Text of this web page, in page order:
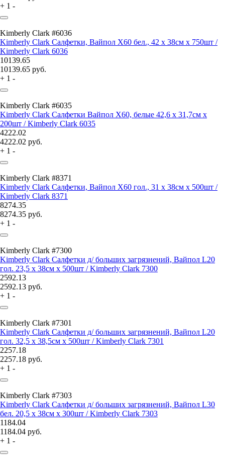
+ 1 -
Kimberly Clark #6036
Kimberly Clark Салфетки, Вайпол Х60 бел., 42 x 38см x 750шт /
Kimberly Clark 6036
10139.65
10139.65 руб.
+ 1 -
Kimberly Clark #6035
Kimberly Clark Салфетки Вайпол Х60, белые 42,6 x 31,7см x
200шт / Kimberly Clark 6035
4222.02
4222.02 руб.
+ 1 -
Kimberly Clark #8371
Kimberly Clark Салфетки, Вайпол Х60 гол., 31 x 38см x 500шт /
Kimberly Clark 8371
8274.35
8274.35 руб.
+ 1 -
Kimberly Clark #7300
Kimberly Clark Салфетки д/ больших загрязнений, Вайпол L20
гол. 23,5 x 38см x 500шт / Kimberly Clark 7300
2592.13
2592.13 руб.
+ 1 -
Kimberly Clark #7301
Kimberly Clark Салфетки д/ больших загрязнений, Вайпол L20
гол. 32,5 x 38,5см x 500шт / Kimberly Clark 7301
2257.18
2257.18 руб.
+ 1 -
Kimberly Clark #7303
Kimberly Clark Салфетки д/ больших загрязнений, Вайпол L30
бел. 20,5 x 38см x 300шт / Kimberly Clark 7303
1184.04
1184.04 руб.
+ 1 -